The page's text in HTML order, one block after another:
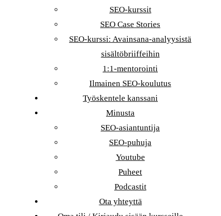
SEO-kurssit
SEO Case Stories
SEO-kurssi: Avainsana-analyysistä
sisältöbriiffeihin
1:1-mentorointi
Ilmainen SEO-koulutus
Työskentele kanssani
Minusta
SEO-asiantuntija
SEO-puhuja
Youtube
Puheet
Podcastit
Ota yhteyttä